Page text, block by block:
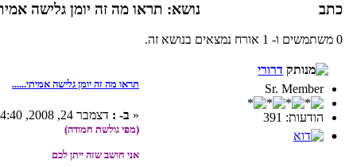
כתב נושא: תראו מה זה יומן גלישה אמיתי......
0 משתמשים ו- 1 אורח נמצאים בנושא זה.
דרורי
Sr. Member
הודעות: 391
תראו מה זה יומן גלישה אמיתי......
« ב- : דצמבר 24, 2008, 03:24:40 AM »
(מפי גולשת חמודה)
אני חושב שזה ייתן לכם